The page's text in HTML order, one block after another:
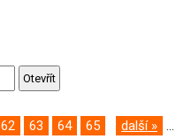
62 63 64 65 další » ...